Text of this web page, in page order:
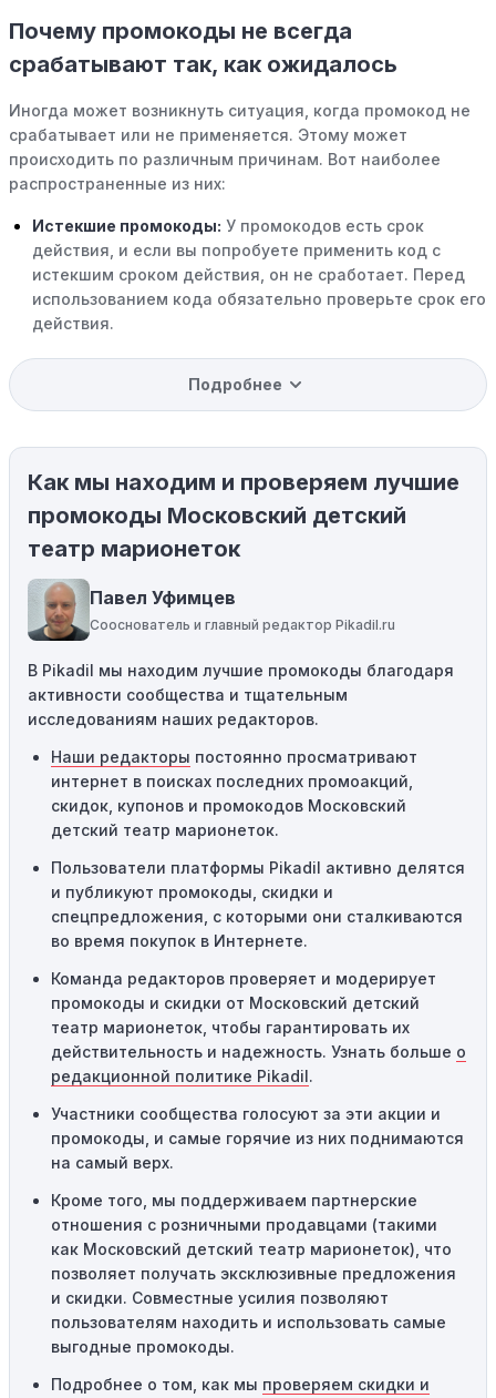
Почему промокоды не всегда
срабатывают так, как ожидалось
Иногда может возникнуть ситуация, когда промокод не
срабатывает или не применяется. Этому может
происходить по различным причинам. Вот наиболее
распространенные из них:
Истекшие промокоды: У промокодов есть срок
действия, и если вы попробуете применить код с
истекшим сроком действия, он не сработает. Перед
использованием кода обязательно проверьте срок его
действия.
Уже со скидкой:В некоторых случаях интересующий
вас товар может быть уже со скидкой. Некоторые
магазины предлагают скидки и акции напрямую, без
Ограничения на использование промокода:
Некоторые промокоды распространяются только на
определенные товары, бренды или категории. Если вы
пытаетесь применить код к товару, не
соответствующему критериям, он не сработает.
Требование минимальной покупки:Некоторые
промокоды требуют соблюдения минимального
порога покупки, чтобы получить право на скидку. Если
сумма в корзине не соответствует указанному порогу,
код не сработает.
Географические ограничения: Действие некоторых
промокодов может быть ограничено определенными
местами или регионами. Если вы находитесь за
пределами указанного региона, то код не будет
применяться.
Одноразовое использование:Многие промокоды
предназначены только для однократного
использования. Если код уже был использован кем-то
другим, он не будет действовать повторно.
Технические сбои:Иногда технические неполадки на
сайте или в процессе оформления заказа могут
привести к неработоспособности кодов промокодов. В
таких случаях следует обратиться за помощью в
службу поддержки.
Подробнее
Как мы находим и проверяем лучшие
промокоды Московский детский
театр марионеток
Павел Уфимцев
Сооснователь и главный редактор Pikadil.ru
В Pikadil мы находим лучшие промокоды благодаря
активности сообщества и тщательным
исследованиям наших редакторов.
Наши редакторы постоянно просматривают
интернет в поисках последних промоакций,
скидок, купонов и промокодов Московский
детский театр марионеток.
Пользователи платформы Pikadil активно делятся
и публикуют промокоды, скидки и
спецпредложения, с которыми они сталкиваются
во время покупок в Интернете.
Команда редакторов проверяет и модерирует
промокоды и скидки от Московский детский
театр марионеток, чтобы гарантировать их
действительность и надежность. Узнать больше о
редакционной политике Pikadil.
Участники сообщества голосуют за эти акции и
промокоды, и самые горячие из них поднимаются
на самый верх.
Кроме того, мы поддерживаем партнерские
отношения с розничными продавцами (такими
как Московский детский театр марионеток), что
позволяет получать эксклюзивные предложения
и скидки. Совместные усилия позволяют
пользователям находить и использовать самые
выгодные промокоды.
Подробнее о том, как мы проверяем скидки и